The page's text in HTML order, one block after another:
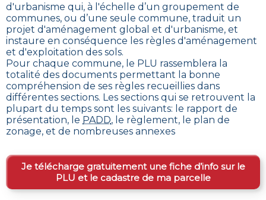
d'urbanisme qui, à l'échelle d’un groupement de
communes, ou d’une seule commune, traduit un
projet d'aménagement global et d'urbanisme, et
instaure en conséquence les règles d'aménagement
et d'exploitation des sols.
Pour chaque commune, le PLU rassemblera la
totalité des documents permettant la bonne
compréhension de ses règles recueillies dans
différentes sections. Les sections qui se retrouvent la
plupart du temps sont les suivants: le rapport de
présentation, le PADD, le règlement, le plan de
zonage, et de nombreuses annexes
Je télécharge gratuitement une fiche d’info sur le
PLU et le cadastre de ma parcelle